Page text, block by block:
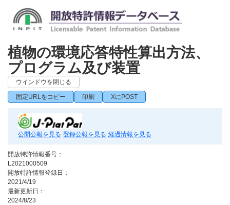
植物の環境応答特性算出方法、
プログラム及び装置
ウインドウを閉じる
固定URLをコピー 印刷 XにPOST
公開公報を見る 登録公報を見る 経過情報を見る
開放特許情報番号：
L2021000509
開放特許情報登録日：
2021/4/19
最新更新日：
2024/8/23